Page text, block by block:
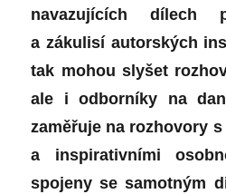
navazujících dílech
a zákulisí autorských
tak mohou slyšet
ale i odborníky na
zaměřuje na rozhovory
a inspirativními
spojeny se samotným